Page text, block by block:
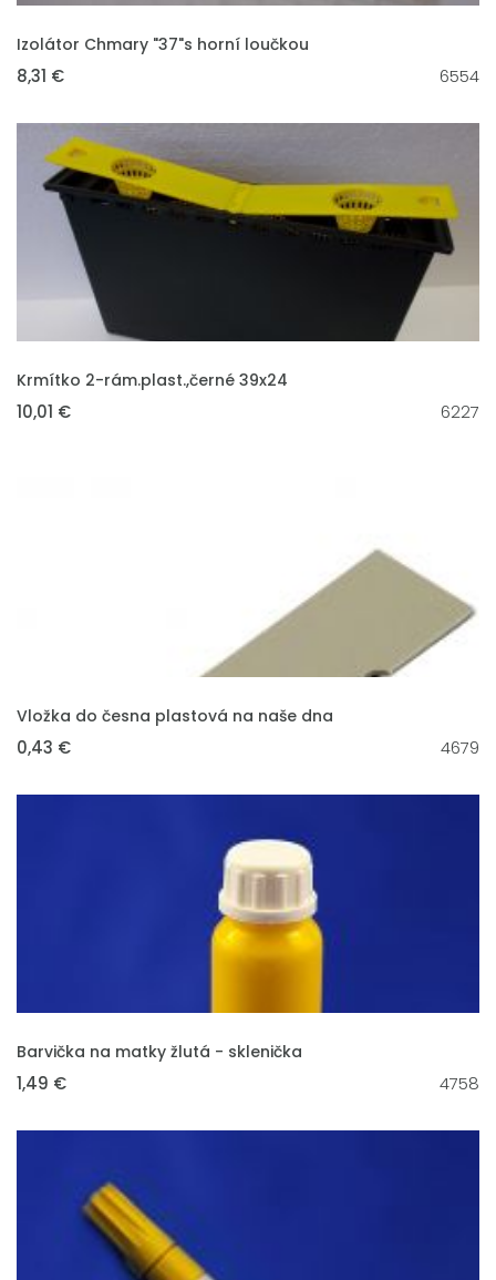
VLOŽIT DO KOŠÍKU
Izolátor Chmary "37"s horní loučkou
8,31 € 6554
VLOŽIT DO KOŠÍKU
Krmítko 2-rám.plast.,černé 39x24
10,01 € 6227
VLOŽIT DO KOŠÍKU
Vložka do česna plastová na naše dna
0,43 € 4679
VLOŽIT DO KOŠÍKU
Barvička na matky žlutá - sklenička
1,49 € 4758